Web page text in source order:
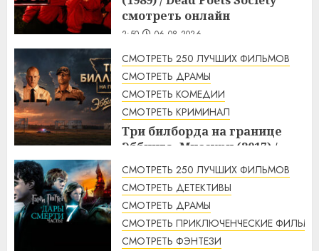
смотреть онлайн
2:50 06.08.2026
СМОТРЕТЬ 250 ЛУЧШИХ ФИЛЬМОВ
СМОТРЕТЬ ДРАМЫ
СМОТРЕТЬ КОМЕДИИ
СМОТРЕТЬ КРИМИНАЛ
Три билборда на границе
Эббинга, Миссури (2017) /
Three Billboards Outside
Ebbing, Missouri смотреть
онлайн
2:48 06.08.2026
СМОТРЕТЬ 250 ЛУЧШИХ ФИЛЬМОВ
СМОТРЕТЬ ДЕТЕКТИВЫ
СМОТРЕТЬ ДРАМЫ
СМОТРЕТЬ ПРИКЛЮЧЕНЧЕСКИЕ ФИЛЬМЫ
СМОТРЕТЬ ФЭНТЕЗИ